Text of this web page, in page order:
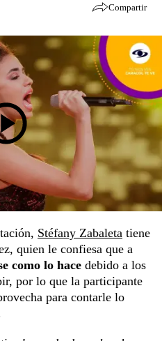
Compartir
Stéfany Zabaleta tiene
quien le confiesa que a
como lo hace debido a los
por lo que la participante
para contarle lo